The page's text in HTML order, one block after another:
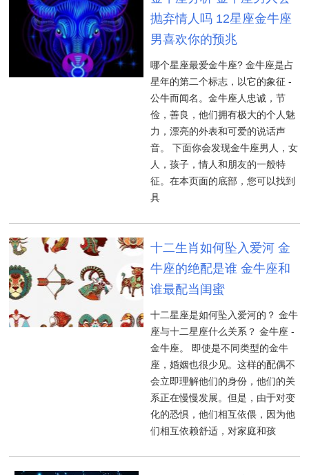
抛弃情人吗 12星座金牛座
男喜欢你的预兆
哪个星座最爱金牛座? 金牛座是占
星年的第二个标志，以它的象征 -
公牛而闻名。金牛座人忠诚，节
俭，善良，他们拥有极大的个人魅
力，漂亮的外表和可爱的说话声
音。 下面你会发现金牛座男人，女
人，孩子，情人和朋友的一般特
征。在本页面的底部，您可以找到
具
十二生肖如何坠入爱河 金
牛座的绝配是谁 金牛座和
谁最配当闺蜜
十二星座是如何坠入爱河的？ 金牛
座与十二星座什么关系？ 金牛座 -
金牛座。 即使是不同类型的金牛
座，婚姻也很少见。这样的配偶不
会立即理解他们的身份，他们的关
系正在慢慢发展。但是，由于对变
化的恐惧，他们相互依偎，因为他
们相互依赖舒适，对家庭和孩